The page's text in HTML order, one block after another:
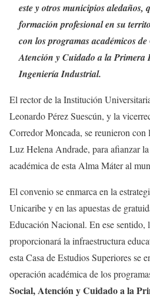
este y otros municipios aledaños,
formación profesional en su
con los programas académicos
Atención y Cuidado a la
Ingeniería Industrial.
El rector de la Institución
Leonardo Pérez Suescún, y la
Corredor Moncada, se reunieron con
Luz Helena Andrade, para afianzar
académica de esta Alma Máter al
El convenio se enmarca en la
Unicaribe y en las apuestas de
Educación Nacional. En ese
proporcionará la infraestructura
esta Casa de Estudios Superiores se
operación académica de los
Social,Atención y Cuidado a la